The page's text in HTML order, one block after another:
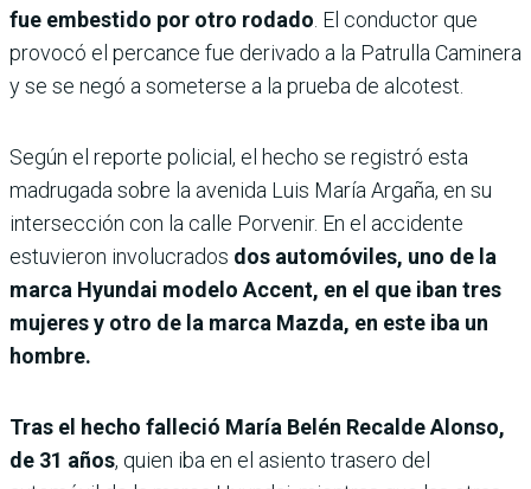
fue embestido por otro rodado . El conductor que
provocó el percance fue derivado a la Patrulla Caminera
y se se negó a someterse a la prueba de alcotest.
Según el reporte policial, el hecho se registró esta
madrugada sobre la avenida Luis María Argaña, en su
intersección con la calle Porvenir. En el accidente
estuvieron involucrados dos automóviles, uno de la
marca Hyundai modelo Accent, en el que iban tres
mujeres y otro de la marca Mazda, en este iba un
hombre.
Tras el hecho falleció María Belén Recalde Alonso,
de 31 años, quien iba en el asiento trasero del